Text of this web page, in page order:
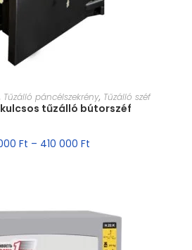
VÁLASZTÁSA
Tűzálló páncélszekrény, Tűzálló széf
kulcsos tűzálló bútorszéf
Ft – 410 000 Ft